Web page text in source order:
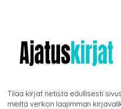
Tilaa kirjat netistä edullisesti
meiltä verkon laajimman